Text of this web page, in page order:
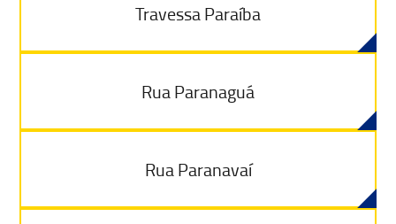
Travessa Paraíba
Rua Paranaguá
Rua Paranavaí